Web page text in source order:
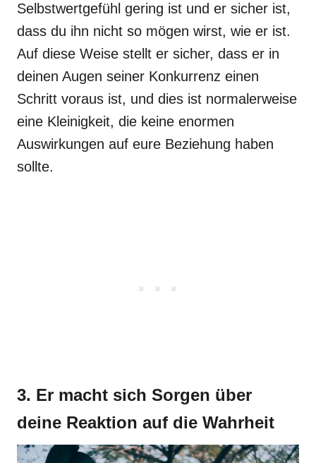
Selbstwertgefühl gering ist und er sicher ist,
dass du ihn nicht so mögen wirst, wie er ist.
Auf diese Weise stellt er sicher, dass er in
deinen Augen seiner Konkurrenz einen
Schritt voraus ist, und dies ist normalerweise
eine Kleinigkeit, die keine enormen
Auswirkungen auf eure Beziehung haben
sollte.
3. Er macht sich Sorgen über
deine Reaktion auf die Wahrheit